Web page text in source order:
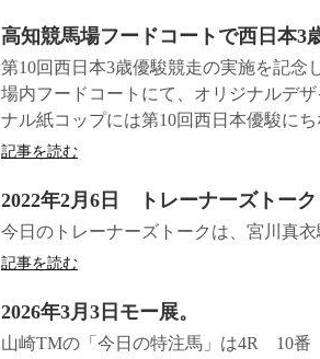
高知競馬場フードコートで西日本3
第10回西日本3歳優駿競走の実施を記念
場内フードコートにて、オリジナルデ
ナル紙コップには第10回西日本優駿に
記事を読む
2022年2月6日 トレーナーズトーク
今日のトレーナーズトークは、宮川真
記事を読む
2026年3月3日モー展。
山崎TMの「今日の特注馬」は4R 10